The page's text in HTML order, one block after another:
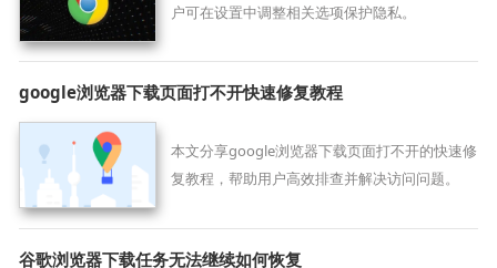
户可在设置中调整相关选项保护隐私。
google浏览器下载页面打不开快速修复教程
本文分享google浏览器下载页面打不开的快速修
复教程，帮助用户高效排查并解决访问问题。
谷歌浏览器下载任务无法继续如何恢复